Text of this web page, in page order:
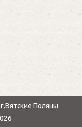
Поляны